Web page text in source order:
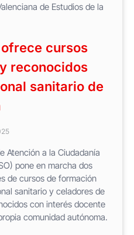
de Estudios de la
ofrece cursos
reconocidos
sanitario de
Atención a la Ciudadanía
pone en marcha dos
de cursos de formación
sanitario y celadores de
con interés docente
comunidad autónoma.